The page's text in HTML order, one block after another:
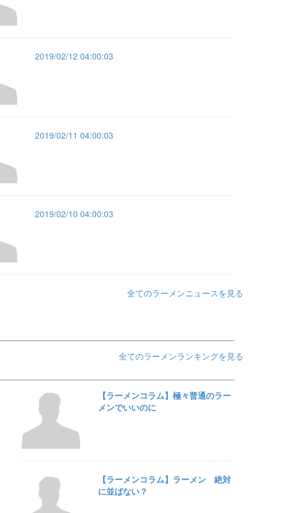
2019/02/12 04:00:03
2019/02/11 04:00:03
2019/02/10 04:00:03
全てのラーメンニュースを見る
全てのラーメンランキングを見る
【ラーメンコラム】極々普通のラー
メンでいいのに
【ラーメンコラム】ラーメン 絶対
に並ばない？